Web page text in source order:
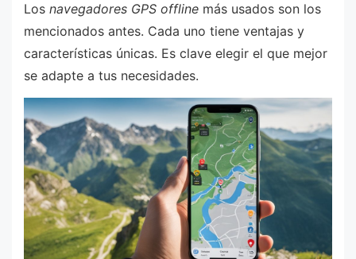
Los navegadores GPS offline más usados son los
mencionados antes. Cada uno tiene ventajas y
características únicas. Es clave elegir el que mejor
se adapte a tus necesidades.